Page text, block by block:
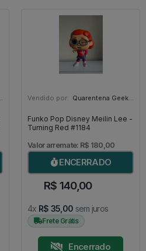
Vendido por: Quarentena Geek Store - SP
Funko Pop Disney Meilin Lee -
Turning Red #1184
Valor arremate: R$ 180,00
ENCERRADO
R$ 140,00
4x R$ 35,00 sem juros
Frete Grátis
Encerrado